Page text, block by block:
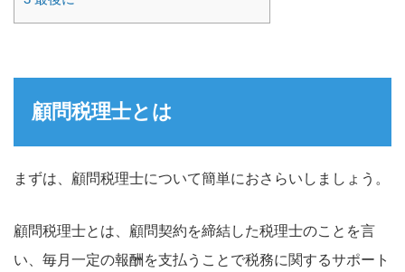
顧問税理士とは
まずは、顧問税理士について簡単におさらいしましょう。
顧問税理士とは、顧問契約を締結した税理士のことを言
い、毎月一定の報酬を支払うことで税務に関するサポート